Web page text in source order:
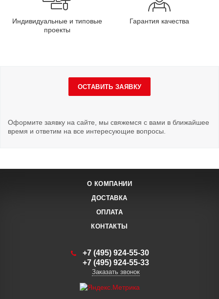
Индивидуальные и типовые
проекты
Гарантия качества
ОСТАВИТЬ ЗАЯВКУ
Оформите заявку на сайте, мы свяжемся с вами в ближайшее
время и ответим на все интересующие вопросы.
О КОМПАНИИ
ДОСТАВКА
ОПЛАТА
КОНТАКТЫ
+7 (495) 924-55-30
+7 (495) 924-55-33
Заказать звонок